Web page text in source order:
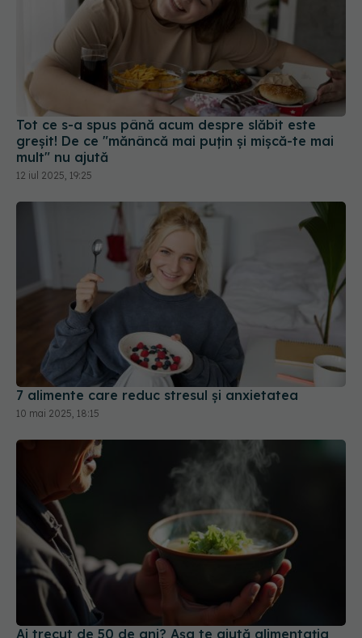
Tot ce s-a spus până acum despre slăbit este
greșit! De ce "mănâncă mai puțin și mișcă-te mai
mult" nu ajută
12 iul 2025, 19:25
7 alimente care reduc stresul și anxietatea
10 mai 2025, 18:15
Ai trecut de 50 de ani? Așa te ajută alimentația
să-ți protejezi mușchii
29 mai 2025, 23:39